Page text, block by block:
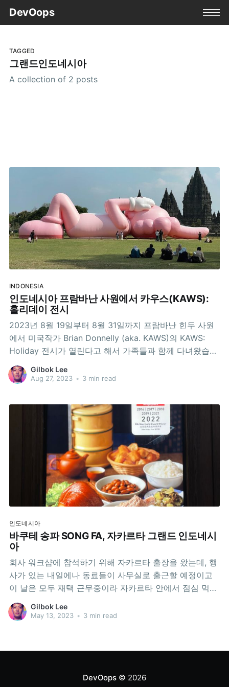
DevOops
TAGGED
그랜드인도네시아
A collection of 2 posts
INDONESIA
인도네시아 프람바난 사원에서 카우스(KAWS):
홀리데이 전시
2023년 8월 19일부터 8월 31일까지 프람바난 힌두 사원
에서 미국작가 Brian Donnelly (aka. KAWS)의 KAWS:
Holiday 전시가 열린다고 해서 가족들과 함께 다녀왔습니
다. 2018년에는 한국 서울의 잠실 석촌호수에서 다른 작품
이 전시된 적이 있다고 합니다. 전시가 프람바난 사원 안에
Gilbok Lee
Aug 27, 2023 • 3 min read
인도네시아
바쿠테 송파 SONG FA, 자카르타 그랜드 인도네시
아
회사 워크샵에 참석하기 위해 자카르타 출장을 왔는데, 행
사가 있는 내일에나 동료들이 사무실로 출근할 예정이고
이 날은 모두 재택 근무중이라 자카르타 안에서 점심 먹을
사람이 아무도 없었습니다. 일단 숙소 근처에 그랜드 인도
네시아 쇼핑몰이 보이네요. 거기로 가기로 마음 먹었습니
Gilbok Lee
May 13, 2023 • 3 min read
DevOops© 2026